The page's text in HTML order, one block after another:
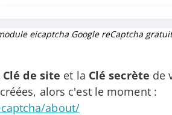
eicaptcha Google reCaptcha
Clé de site et la Clé secrète de
alors c'est le moment :
about/